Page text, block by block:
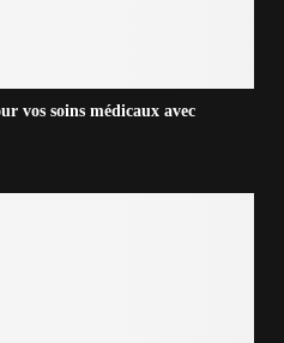
vos soins médicaux avec